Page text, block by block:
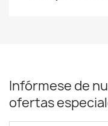
Infórmese de
ofertas